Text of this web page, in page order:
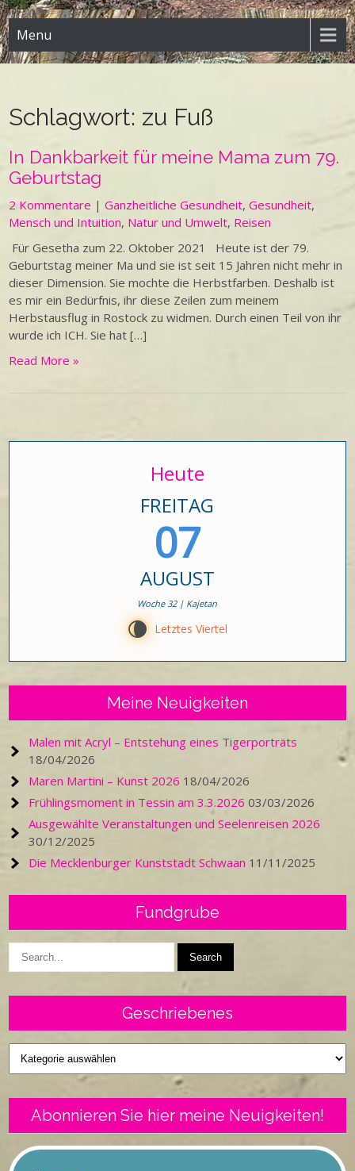
Menu
Schlagwort: zu Fuß
In Dankbarkeit für meine Mama zum 79.
Geburtstag
2 Kommentare |Ganzheitliche Gesundheit,Gesundheit,
Mensch und Intuition, Natur und Umwelt, Reisen
Für Gesetha zum 22. Oktober 2021 Heute ist der 79.
Geburtstag meiner Ma und sie ist seit 15 Jahren nicht mehr in
dieser Dimension. Sie mochte die Herbstfarben. Deshalb ist
es mir ein Bedürfnis, ihr diese Zeilen zum meinem
Herbstausflug in Rostock zu widmen. Durch einen Teil von ihr
wurde ich ICH. Sie hat […]
Read More »
Heute
FREITAG
07
AUGUST
Woche 32 | Kajetan
V Letztes Viertel
Meine Neuigkeiten
Malen mit Acryl – Entstehung eines Tigerporträts
18/04/2026
Maren Martini – Kunst 2026 18/04/2026
Frühlingsmoment in Tessin am 3.3.2026 03/03/2026
Ausgewählte Veranstaltungen und Seelenreisen 2026
30/12/2025
Die Mecklenburger Kunststadt Schwaan 11/11/2025
Fundgrube
Geschriebenes
Geschriebenes
Abonnieren Sie hier meine Neuigkeiten!